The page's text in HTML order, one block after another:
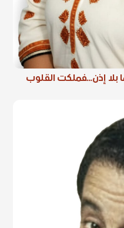
بلا إذن…فملكت القلوب